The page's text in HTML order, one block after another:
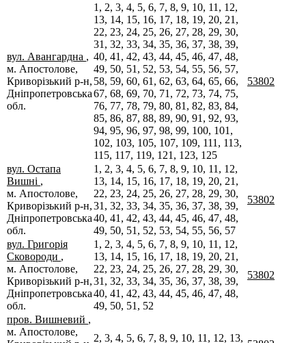
вул. Авангардна ,
м. Апостолове,
Криворізький р-н,
Дніпропетровська
обл.
1, 2, 3, 4, 5, 6, 7, 8, 9, 10, 11, 12,
13, 14, 15, 16, 17, 18, 19, 20, 21,
22, 23, 24, 25, 26, 27, 28, 29, 30,
31, 32, 33, 34, 35, 36, 37, 38, 39,
40, 41, 42, 43, 44, 45, 46, 47, 48,
49, 50, 51, 52, 53, 54, 55, 56, 57,
58, 59, 60, 61, 62, 63, 64, 65, 66,
67, 68, 69, 70, 71, 72, 73, 74, 75,
76, 77, 78, 79, 80, 81, 82, 83, 84,
85, 86, 87, 88, 89, 90, 91, 92, 93,
94, 95, 96, 97, 98, 99, 100, 101,
102, 103, 105, 107, 109, 111, 113,
115, 117, 119, 121, 123, 125
53802
вул. Остапа
Вишні ,
м. Апостолове,
Криворізький р-н,
Дніпропетровська
обл.
1, 2, 3, 4, 5, 6, 7, 8, 9, 10, 11, 12,
13, 14, 15, 16, 17, 18, 19, 20, 21,
22, 23, 24, 25, 26, 27, 28, 29, 30,
31, 32, 33, 34, 35, 36, 37, 38, 39,
40, 41, 42, 43, 44, 45, 46, 47, 48,
49, 50, 51, 52, 53, 54, 55, 56, 57
53802
вул. Григорія
Сковороди ,
м. Апостолове,
Криворізький р-н,
Дніпропетровська
обл.
1, 2, 3, 4, 5, 6, 7, 8, 9, 10, 11, 12,
13, 14, 15, 16, 17, 18, 19, 20, 21,
22, 23, 24, 25, 26, 27, 28, 29, 30,
31, 32, 33, 34, 35, 36, 37, 38, 39,
40, 41, 42, 43, 44, 45, 46, 47, 48,
49, 50, 51, 52
53802
пров. Вишневий ,
м. Апостолове,
2, 3, 4, 5, 6, 7, 8, 9, 10, 11, 12, 13,